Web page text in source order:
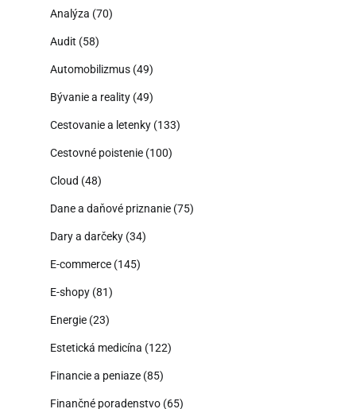
Analýza (70)
Audit (58)
Automobilizmus (49)
Bývanie a reality (49)
Cestovanie a letenky (133)
Cestovné poistenie (100)
Cloud (48)
Dane a daňové priznanie (75)
Dary a darčeky (34)
E-commerce (145)
E-shopy (81)
Energie (23)
Estetická medicína (122)
Financie a peniaze (85)
Finančné poradenstvo (65)